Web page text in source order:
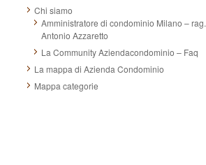
Chi siamo
Amministratore di condominio Milano – rag.
Antonio Azzaretto
La Community Aziendacondominio – Faq
La mappa di Azienda Condominio
Mappa categorie